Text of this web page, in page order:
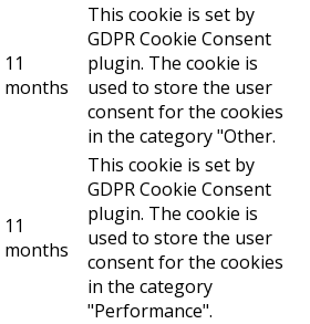
11
months
This cookie is set by
GDPR Cookie Consent
plugin. The cookie is
used to store the user
consent for the cookies
in the category "Other.
11
months
This cookie is set by
GDPR Cookie Consent
plugin. The cookie is
used to store the user
consent for the cookies
in the category
"Performance".